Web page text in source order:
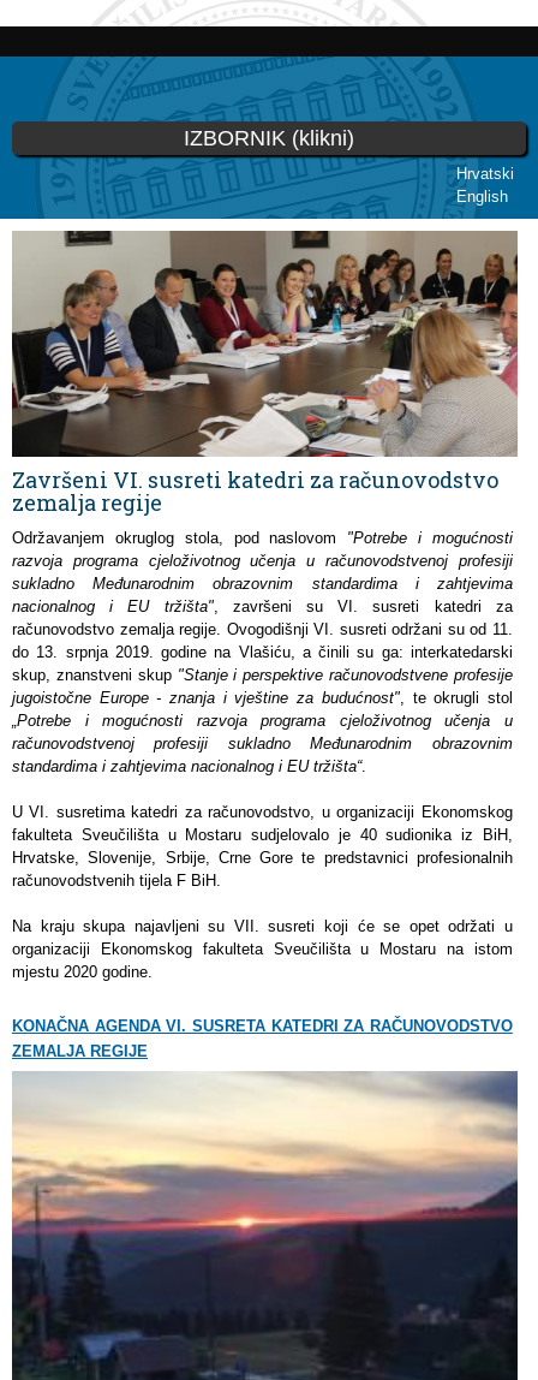
Skoči
glavni
sadržaj
Hrvatski
English
IZBORNIK (klikni)
Vi ste ovdje
Završeni VI. susreti katedri za računovodstvo
zemalja regije
Održavanjem okruglog stola, pod naslovom "Potrebe i mogućnosti
razvoja programa cjeloživotnog učenja u računovodstvenoj profesiji
sukladno Međunarodnim obrazovnim standardima i zahtjevima
nacionalnog i EU tržišta", završeni su VI. susreti katedri za
računovodstvo zemalja regije. Ovogodišnji VI. susreti održani su od 11.
do 13. srpnja 2019. godine na Vlašiću, a činili su ga: interkatedarski
skup, znanstveni skup "Stanje i perspektive računovodstvene profesije
jugoistočne Europe - znanja i vještine za budućnost", te okrugli stol
„Potrebe i mogućnosti razvoja programa cjeloživotnog učenja u
računovodstvenoj profesiji sukladno Međunarodnim obrazovnim
standardima i zahtjevima nacionalnog i EU tržišta“.
U VI. susretima katedri za računovodstvo, u organizaciji Ekonomskog
fakulteta Sveučilišta u Mostaru sudjelovalo je 40 sudionika iz BiH,
Hrvatske, Slovenije, Srbije, Crne Gore te predstavnici profesionalnih
računovodstvenih tijela F BiH.
Na kraju skupa najavljeni su VII. susreti koji će se opet održati u
organizaciji Ekonomskog fakulteta Sveučilišta u Mostaru na istom
mjestu 2020 godine.
KONAČNA AGENDA VI. SUSRETA KATEDRI ZA RAČUNOVODSTVO
ZEMALJA REGIJE